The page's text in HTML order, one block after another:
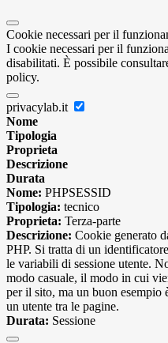
Cookie necessari per il
I cookie necessari per il
disabilitati. È possibile
policy.
privacylab.it
Nome
Tipologia
Proprieta
Descrizione
Durata
Nome: PHPSESSID
Tipologia: tecnico
Proprieta: Terza-parte
Descrizione: Cookie generato
PHP. Si tratta di un
le variabili di sessione utente.
modo casuale, il modo in cui
per il sito, ma un buon esempio
un utente tra le pagine.
Durata: Sessione